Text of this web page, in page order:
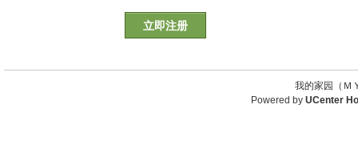
立即注册
我的家园（
Powered by UCenter